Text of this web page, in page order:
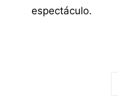
espectáculo.